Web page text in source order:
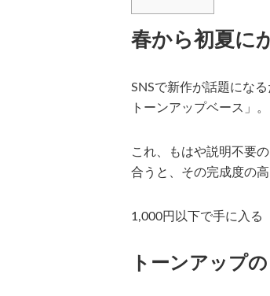
春から初夏に
SNSで新作が話題にな
トーンアップベース」。
これ、もはや説明不要
合うと、その完成度の
1,000円以下で手に入る
トーンアップ